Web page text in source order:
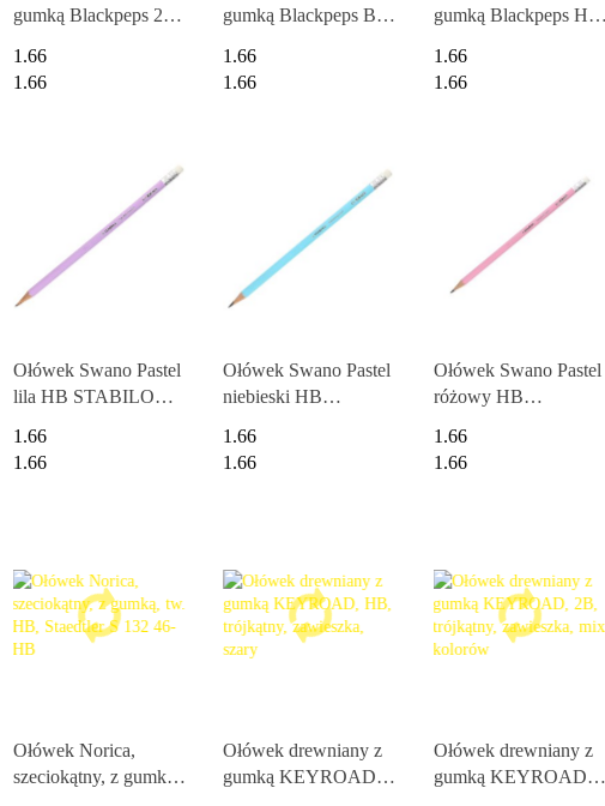
gumką Blackpeps 2H
1.66
1.66
gumką Blackpeps B
1.66
1.66
gumką Blackpeps HB
1.66
1.66
Ołówek Swano Pastel
lila HB STABILO
1.66
1.66
Ołówek Swano Pastel
niebieski HB
HB
1.66
1.66
Ołówek Swano Pastel
różowy HB
HB
1.66
1.66
Ołówek Norica,
szeciokątny, z gumką,
Ołówek drewniany z
gumką KEYROAD,
Ołówek drewniany z
gumką KEYROAD,